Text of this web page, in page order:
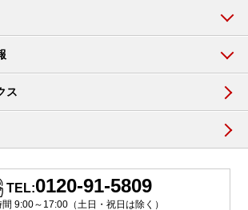
ス
TEL:0120-91-5809
9:00～17:00（土日・祝日は除く）